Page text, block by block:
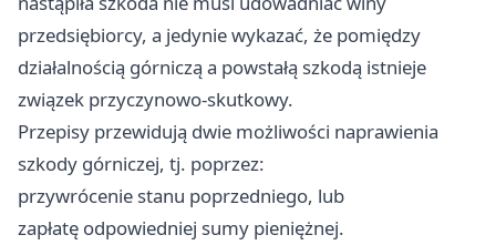
przedsiębiorcy, a jedynie wykazać, że pomiędzy
działalnością górniczą a powstałą szkodą istnieje
związek przyczynowo-skutkowy.
Przepisy przewidują dwie możliwości naprawienia
szkody górniczej, tj. poprzez:
przywrócenie stanu poprzedniego, lub
zapłatę odpowiedniej sumy pieniężnej.